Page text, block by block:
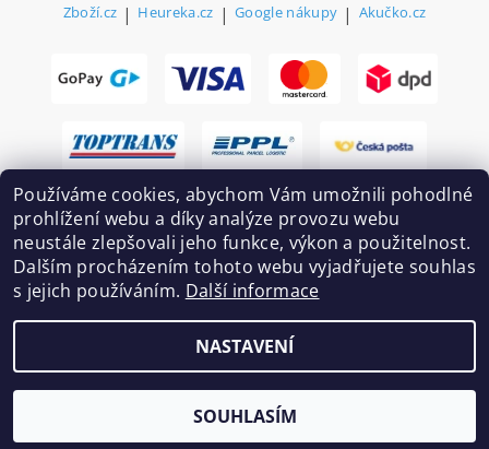
Zboží.cz | Heureka.cz | Google nákupy | Akučko.cz
Vytvořil Shoptet
Používáme cookies, abychom Vám umožnili pohodlné
prohlížení webu a díky analýze provozu webu
neustále zlepšovali jeho funkce, výkon a použitelnost.
Dalším procházením tohoto webu vyjadřujete souhlas
s jejich používáním. Další informace
NASTAVENÍ
SOUHLASÍM